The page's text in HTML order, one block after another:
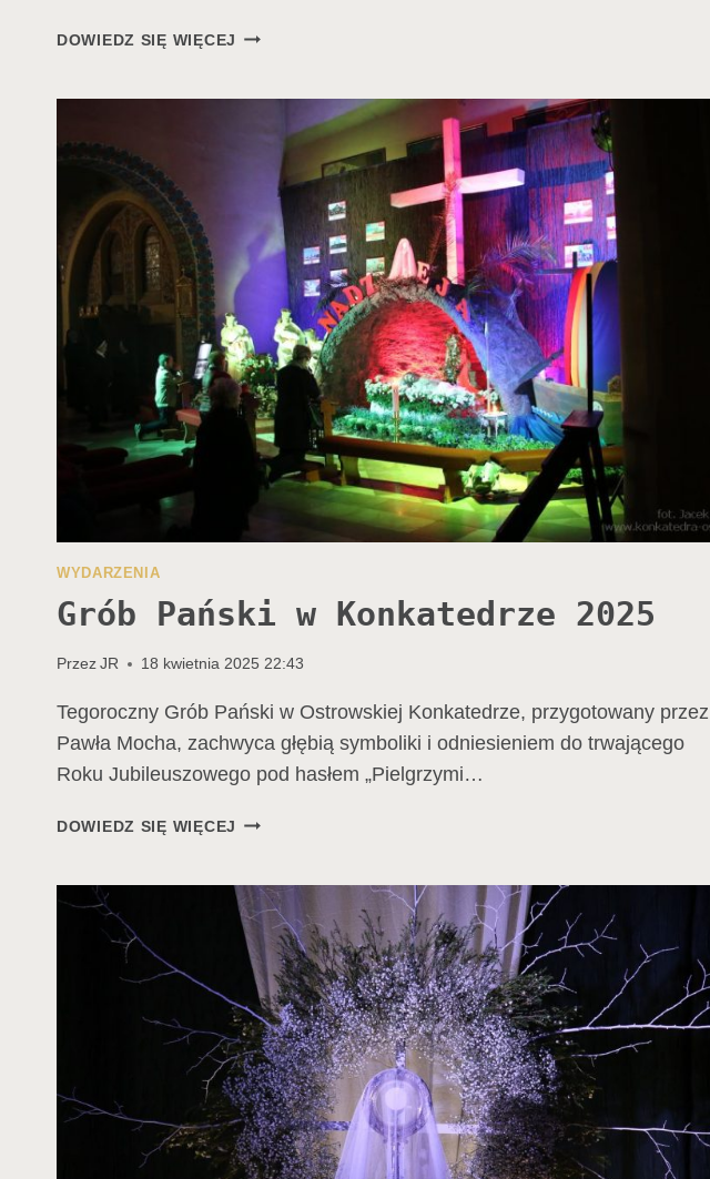
DOWIEDZ SIĘ WIĘCEJ GRÓB
WYDARZENIA
Grób Pański w Konkatedrze 2025
PrzezJR 18 kwietnia 2025 22:43
Tegoroczny Grób Pański w Ostrowskiej Konkatedrze, przygotowany przez
Pawła Mocha, zachwyca głębią symboliki i odniesieniem do trwającego
Roku Jubileuszowego pod hasłem „Pielgrzymi…
DOWIEDZ SIĘ WIĘCEJ GRÓB
KONKATEDRZE
2025